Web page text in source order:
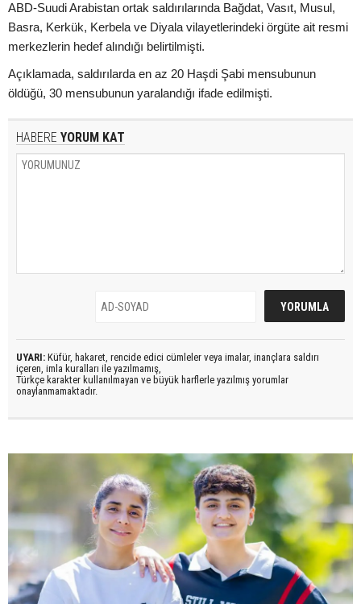
ABD-Suudi Arabistan ortak saldırılarında Bağdat, Vasıt, Musul,
Basra, Kerkük, Kerbela ve Diyala vilayetlerindeki örgüte ait resmi
merkezlerin hedef alındığı belirtilmişti.
Açıklamada, saldırılarda en az 20 Haşdi Şabi mensubunun
öldüğü, 30 mensubunun yaralandığı ifade edilmişti.
HABERE YORUM KAT
UYARI: Küfür, hakaret, rencide edici cümleler veya imalar, inançlara saldırı
içeren, imla kuralları ile yazılmamış,
Türkçe karakter kullanılmayan ve büyük harflerle yazılmış yorumlar
onaylanmamaktadır.